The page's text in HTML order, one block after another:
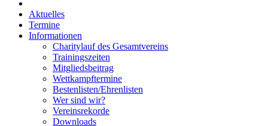
Aktuelles
Termine
Informationen
Charitylauf des Gesamtvereins
Trainingszeiten
Mitgliedsbeitrag
Wettkampftermine
Bestenlisten/Ehrenlisten
Wer sind wir?
Vereinsrekorde
Downloads